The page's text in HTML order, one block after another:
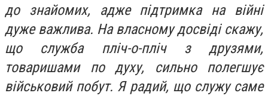
до знайомих, адже підтримка на війні
дуже важлива. На власному досвіді скажу,
що служба пліч-о-пліч з друзями,
товаришами по духу, сильно полегшує
військовий побут. Я радий, що служу саме